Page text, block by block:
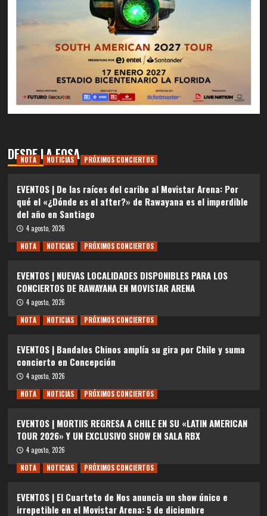
DESDE LA FOSA
NOTA NOTICIAS PRÓXIMOS CONCIERTOS
EVENTOS | De las raíces del caribe al Movistar Arena: Por
qué el «¿Dónde es el after?» de Rawayana es el imperdible
del año en Santiago
4 agosto, 2026
NOTA
NOTICIAS PRÓXIMOS CONCIERTOS
EVENTOS | NUEVAS LOCALIDADES DISPONIBLES PARA LOS
CONCIERTOS DE RAWAYANA EN MOVISTAR ARENA
4 agosto, 2026
NOTA
NOTICIAS PRÓXIMOS CONCIERTOS
EVENTOS | Bandalos Chinos amplía su gira por Chile y suma
concierto en Concepción
4 agosto, 2026
NOTA
NOTICIAS PRÓXIMOS CONCIERTOS
EVENTOS | MORTIIS REGRESA A CHILE EN SU «LATIN AMERICAN
TOUR 2026» Y UN EXCLUSIVO SHOW EN SALA RBX
4 agosto, 2026
NOTA
NOTICIAS PRÓXIMOS CONCIERTOS
EVENTOS | El Cuarteto de Nos anuncia un show único e
irrepetible en el Movistar Arena: 5 de diciembre